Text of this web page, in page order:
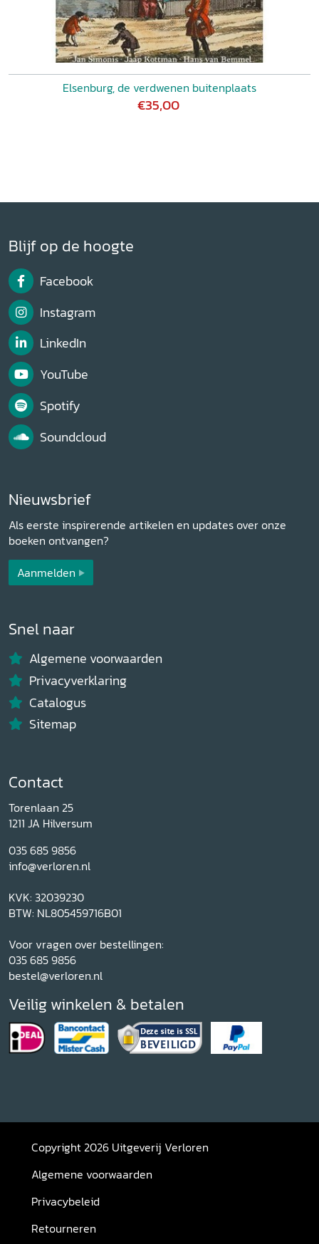
Elsenburg, de verdwenen buitenplaats
€35,00
Blijf op de hoogte
Facebook
Instagram
LinkedIn
YouTube
Spotify
Soundcloud
Nieuwsbrief
Als eerste inspirerende artikelen en updates over onze
boeken ontvangen?
Aanmelden
Snel naar
Algemene voorwaarden
Privacyverklaring
Catalogus
Sitemap
Contact
Torenlaan 25
1211 JA Hilversum
035 685 9856
info@verloren.nl
KVK: 32039230
BTW: NL805459716B01
Voor vragen over bestellingen:
035 685 9856
bestel@verloren.nl
Veilig winkelen & betalen
Copyright 2026 Uitgeverij Verloren
Algemene voorwaarden
Privacybeleid
Retourneren